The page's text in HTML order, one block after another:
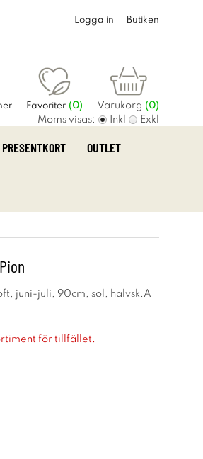
Logga in Butiken
Favoriter (0) Varukorg (0)
Moms visas: Inkl Exkl
PRESENTKORT OUTLET
juni-juli, 90cm, sol, halvsk.A
för tillfället.